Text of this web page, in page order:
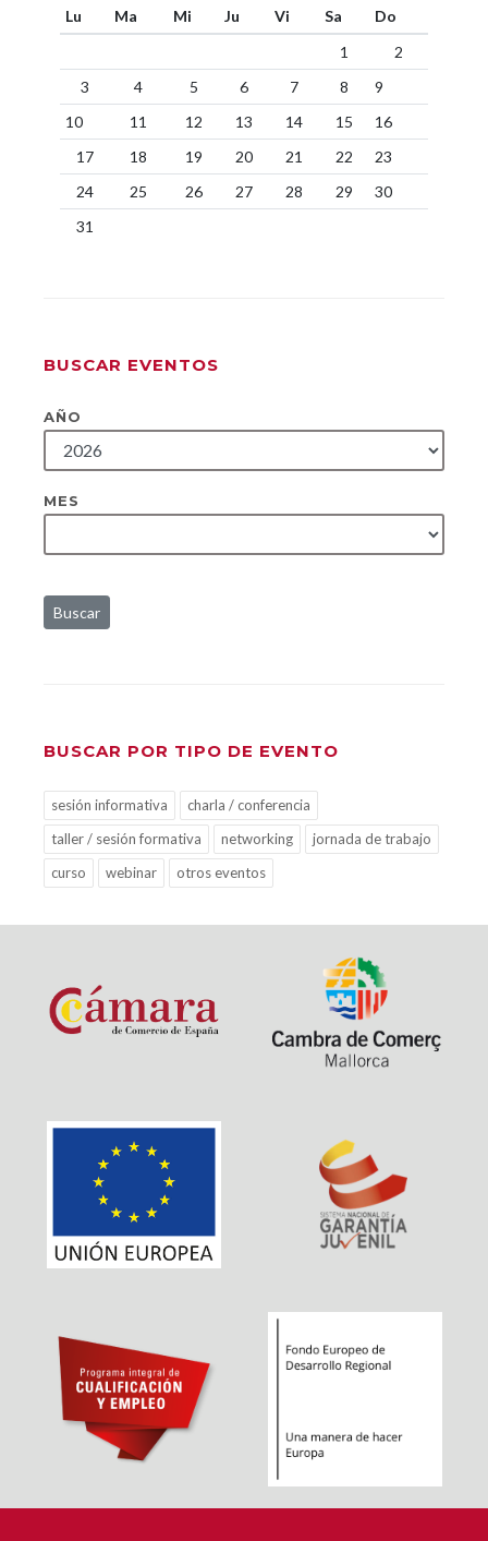
Lu Ma Mi Ju Vi Sa
Do
1
2
3
4 5 6 7 8
9
10
11 12 13 14 15
16
17
18 19 20 21 22
23
24
25 26 27 28 29
30
31
BUSCAR EVENTOS
AÑO
MES
Buscar
BUSCAR POR TIPO DE EVENTO
sesión informativa
charla / conferencia
taller / sesión formativa
networking
jornada de trabajo
curso
webinar otros eventos